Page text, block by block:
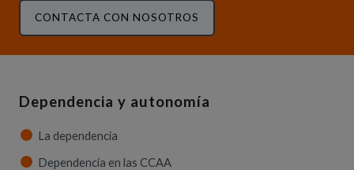
CONTACTA CON NOSOTROS
Dependencia y autonomía
La dependencia
Dependencia en las CCAA